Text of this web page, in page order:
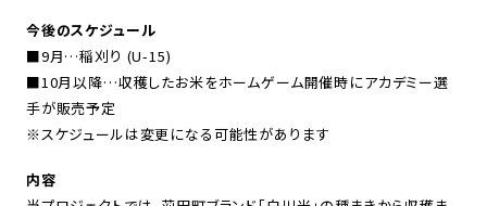
今後のスケジュール
■9月…稲刈り (U-15)
■10月以降…収穫したお米をホームゲーム開催時にアカデミー選
手が販売予定
※スケジュールは変更になる可能性があります
内容